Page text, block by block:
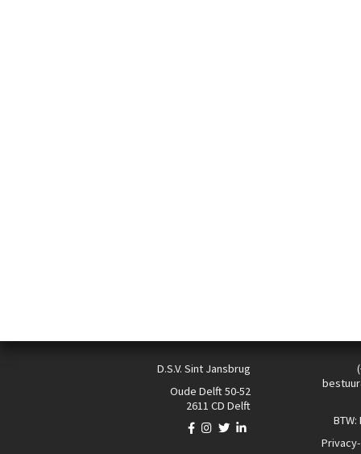
D.S.V. Sint Jansbrug
Oude Delft 50-52
2611 CD Delft